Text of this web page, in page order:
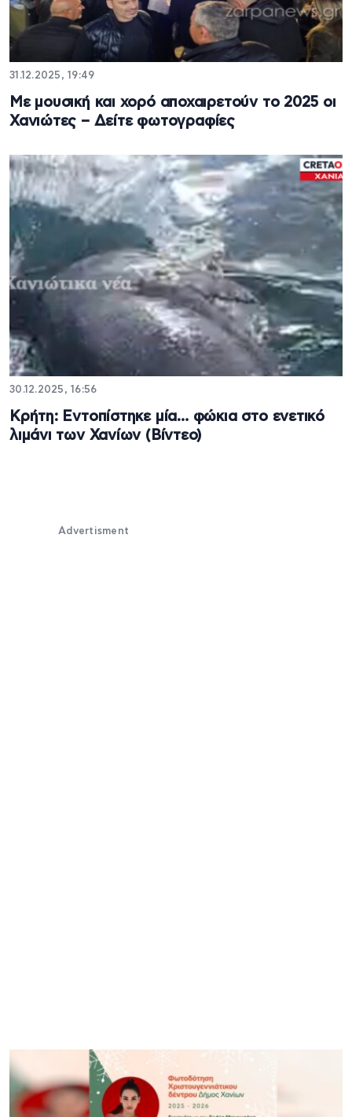
31.12.2025, 19:49
Με μουσική και χορό αποχαιρετούν το 2025 οι
Χανιώτες – Δείτε φωτογραφίες
30.12.2025, 16:56
Κρήτη: Εντοπίστηκε μία… φώκια στο ενετικό
λιμάνι των Χανίων (Βίντεο)
Advertisment